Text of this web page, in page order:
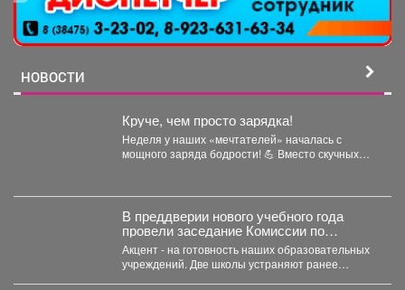
НОВОСТИ
Круче, чем просто зарядка!
Неделя у наших «мечтателей» началась с
мощного заряда бодрости! 💪 Вместо скучных
В преддверии нового учебного года
провели заседание Комиссии по
чрезвычайным ситуациям и пожарной
безопасности.
Акцент - на готовность наших образовательных
учреждений. Две школы устраняют ранее